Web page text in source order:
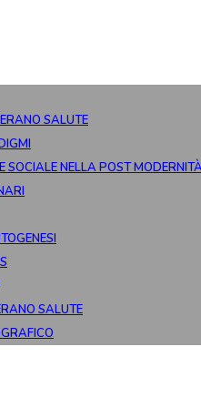
SALUTE
SOCIALE NELLA POST
SALUTE